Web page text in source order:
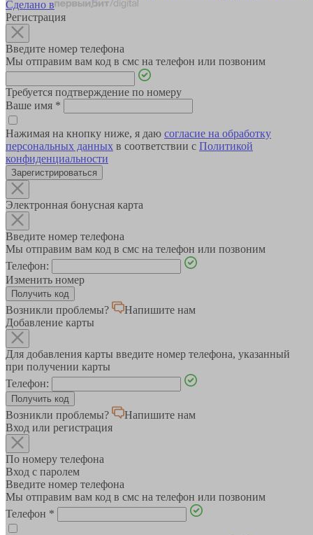
Сделано в
Регистрация
Введите номер телефона
Мы отправим вам код в смс на телефон или позвоним
Требуется подтверждение по номеру
Ваше имя *
Нажимая на кнопку ниже, я даю согласие на обработку
персональных данных в соответствии с Политикой
конфиденциальности
Зарегистрироваться
Электронная бонусная карта
Введите номер телефона
Мы отправим вам код в смс на телефон или позвоним
Телефон:
Изменить номер
Возникли проблемы?
Напишите нам
Добавление карты
Для добавления карты введите номер телефона, указанный
при получении карты
Телефон:
Возникли проблемы?
Напишите нам
Вход или регистрация
По номеру телефона
Вход с паролем
Введите номер телефона
Мы отправим вам код в смс на телефон или позвоним
Телефон *